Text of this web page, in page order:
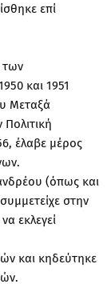
επί
των
και 1951
Μεταξά
έλαβε μέρος
(όπως και
στην
εκλεγεί
και κηδεύτηκε